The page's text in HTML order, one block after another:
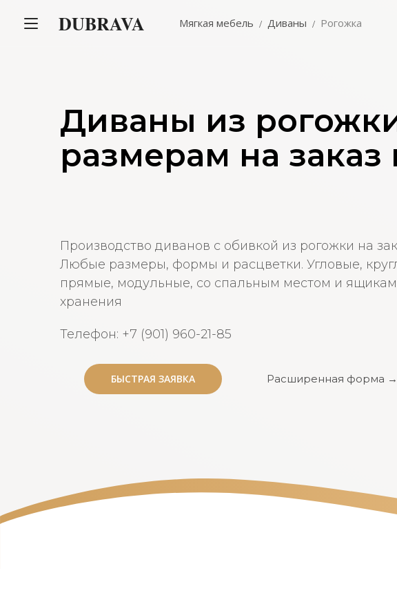
Диваны из
размерам на заказ
Производство диванов с обивкой из рогожки на
Любые размеры, формы и расцветки. Угловые,
прямые, модульные, со спальным местом и
хранения
Телефон: +7 (901) 960-21-85
БЫСТРАЯ ЗАЯВКА
БЫСТРАЯ ЗАЯВКА Расширенная форма →
DUBRAVA Мягкая мебель Диваны Рогожка